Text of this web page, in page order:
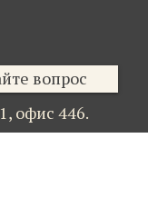
вопрос
офис 446.